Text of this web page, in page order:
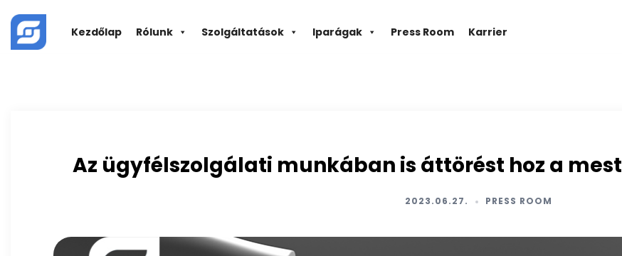
to
content
Kezdőlap Rólunk Szolgáltatások Iparágak Press Room Karrier
Az ügyfélszolgálati munkában is áttörést hoz a
2023.06.27. PRESS ROOM